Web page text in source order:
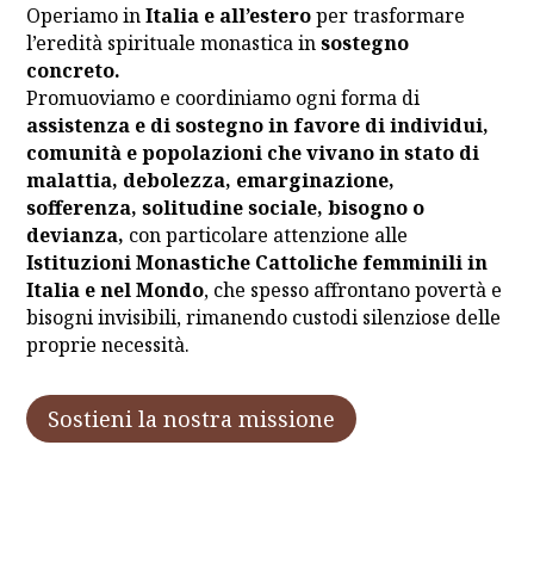
Operiamo inItalia e all’esteroper trasformare
l’eredità spirituale monastica insostegno
concreto.
Promuoviamo e coordiniamo ogni forma di
assistenza e di sostegno in favore di individui,
comunità e popolazioni che vivano in stato di
malattia, debolezza, emarginazione,
sofferenza, solitudine sociale, bisogno o
devianza, con particolare attenzione alle
Istituzioni Monastiche Cattoliche femminili in
Italia e nel Mondo, che spesso affrontano povertà e
bisogni invisibili, rimanendo custodi silenziose delle
proprie necessità.
Sostieni la nostra missione